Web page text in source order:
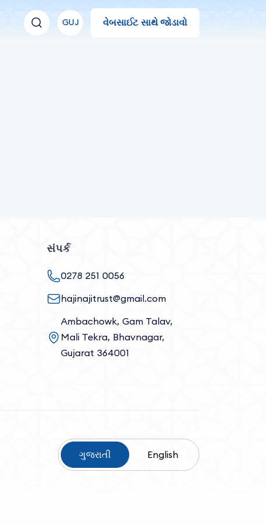
GUJ વેબસાઈટ સાથે જોડાવો
સંપર્ક
0278 251 0056
hajinajitrust@gmail.com
Ambachowk, Gam Talav,
Mali Tekra, Bhavnagar,
Gujarat 364001
ગુજરાતી English